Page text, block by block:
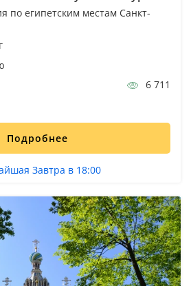
по египетским местам Санкт-
6 711
Подробнее
Завтра в 18:00